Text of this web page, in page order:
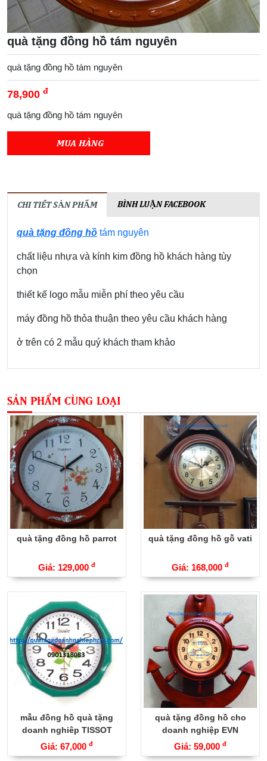
quà tặng đồng hồ tám nguyên
quà tặng đồng hồ tám nguyên
78,900 đ
quà tặng đồng hồ tám nguyên
MUA HÀNG
CHI TIẾT SẢN PHẨM BÌNH LUẬN FACEBOOK
quà tặng đồng hồ tám nguyên
chất liệu nhựa và kính kim đồng hồ khách hàng tùy
chọn
thiết kế logo mẫu miễn phí theo yêu cầu
máy đồng hồ thỏa thuận theo yêu cầu khách hàng
ở trên có 2 mẫu quý khách tham khảo
SẢN PHẨM CÙNG LOẠI
quà tặng đồng hồ parrot
Giá: 129,000 đ
quà tặng đồng hồ gỗ vati
Giá: 168,000 đ
mẫu đồng hồ quà tặng
doanh nghiêp TISSOT
Giá: 67,000 đ
quà tặng đồng hồ cho
doanh nghiệp EVN
Giá: 59,000 đ